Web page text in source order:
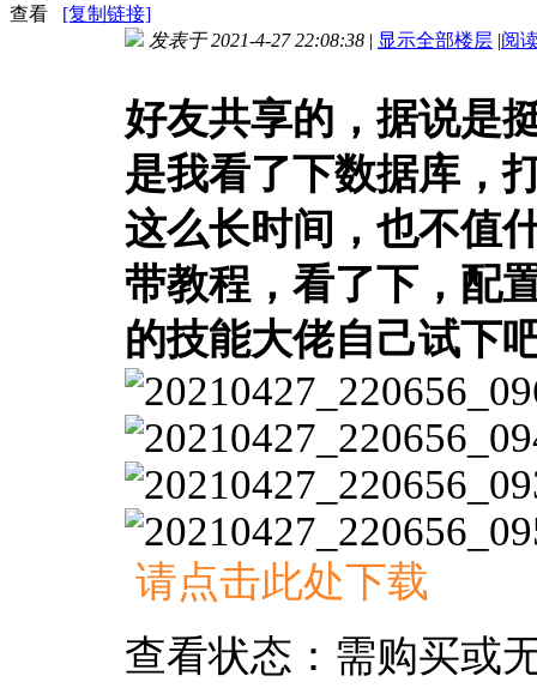
查看
[复制链接]
发表于 2021-4-27 22:08:38 | 显示全部楼层 |阅
好友共享的，据说是
是我看了下数据库，
这么长时间，也不值
带教程，看了下，配
的技能大佬自己试下
请点击此处下载
查看状态：需购买或